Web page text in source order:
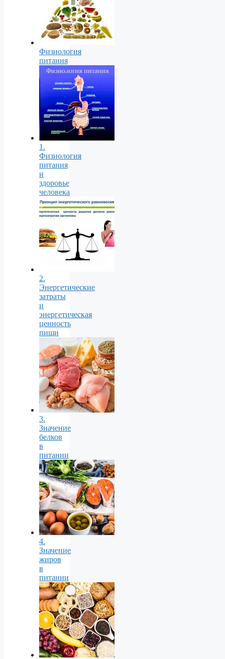
Физиология
питания
1.
Физиология
питания
и
здоровье
человека
2.
Энергетические
затраты
и
энергетическая
ценность
пищи
3.
Значение
белков
в
питании
4.
Значение
жиров
в
питании